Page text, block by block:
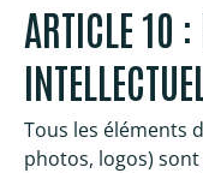
ARTICLE 10 :
Tous les éléments
photos, logos)